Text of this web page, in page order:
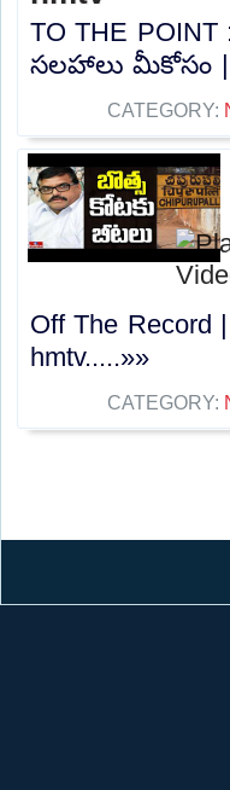
TO THE POINT
సలహాలు మీకోసం |
CATEGORY:
Off The
hmtv.....»»
CATEGORY: